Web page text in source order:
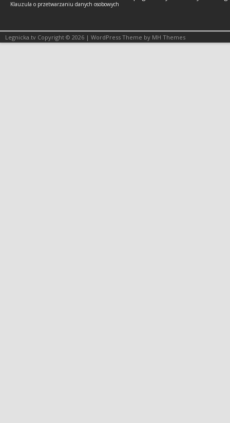
Klauzula o przetwarzaniu danych osobowych
Legnicka.tv Copyright © 2026 | WordPress Theme by MH Themes